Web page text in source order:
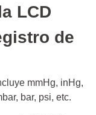
LCD
de
mmHg, inHg,
bar, psi, etc.